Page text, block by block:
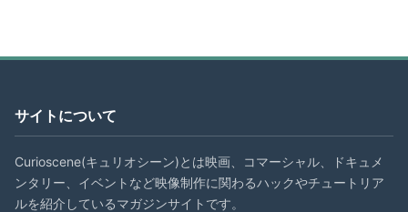
サイトについて
Curioscene(キュリオシーン)とは映画、コマーシャル、ドキュメ
ンタリー、イベントなど映像制作に関わるハックやチュートリア
ルを紹介しているマガジンサイトです。